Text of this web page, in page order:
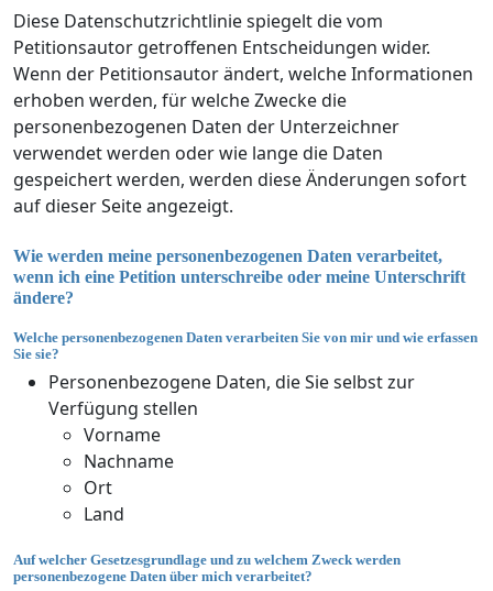
Diese Datenschutzrichtlinie spiegelt die vom
Petitionsautor getroffenen Entscheidungen wider.
Wenn der Petitionsautor ändert, welche Informationen
erhoben werden, für welche Zwecke die
personenbezogenen Daten der Unterzeichner
verwendet werden oder wie lange die Daten
gespeichert werden, werden diese Änderungen sofort
auf dieser Seite angezeigt.
Wie werden meine personenbezogenen Daten verarbeitet,
wenn ich eine Petition unterschreibe oder meine Unterschrift
ändere?
Welche personenbezogenen Daten verarbeiten Sie von mir und wie erfassen
Sie sie?
Personenbezogene Daten, die Sie selbst zur
Verfügung stellen
Vorname
Nachname
Ort
Land
Auf welcher Gesetzesgrundlage und zu welchem Zweck werden
personenbezogene Daten über mich verarbeitet?